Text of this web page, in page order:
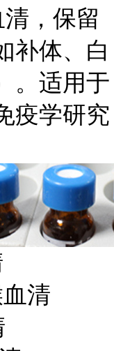
，保留
补体、白
。适用于
疫学研究
清